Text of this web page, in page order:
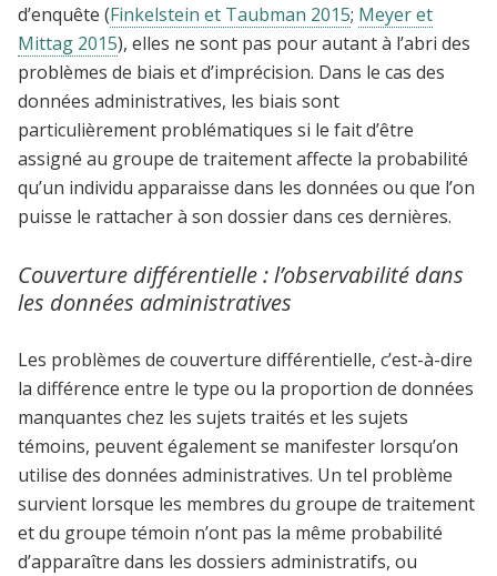
d’enquête (Finkelstein et Taubman 2015; Meyer et
Mittag 2015), elles ne sont pas pour autant à l’abri des
problèmes de biais et d’imprécision. Dans le cas des
données administratives, les biais sont
particulièrement problématiques si le fait d’être
assigné au groupe de traitement affecte la probabilité
qu’un individu apparaisse dans les données ou que l’on
puisse le rattacher à son dossier dans ces dernières.
Couverture différentielle : l’observabilité dans
les données administratives
Les problèmes de couverture différentielle, c’est-à-dire
la différence entre le type ou la proportion de données
manquantes chez les sujets traités et les sujets
témoins, peuvent également se manifester lorsqu’on
utilise des données administratives. Un tel problème
survient lorsque les membres du groupe de traitement
et du groupe témoin n’ont pas la même probabilité
d’apparaître dans les dossiers administratifs, ou